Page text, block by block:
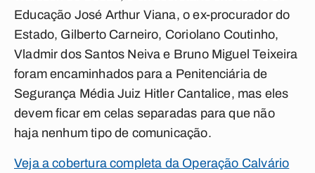
Educação José Arthur Viana, o ex-procurador do
Estado, Gilberto Carneiro, Coriolano Coutinho,
Vladmir dos Santos Neiva e Bruno Miguel Teixeira
foram encaminhados para a Penitenciária de
Segurança Média Juiz Hitler Cantalice, mas eles
devem ficar em celas separadas para que não
haja nenhum tipo de comunicação.
Veja a cobertura completa da Operação Calvário